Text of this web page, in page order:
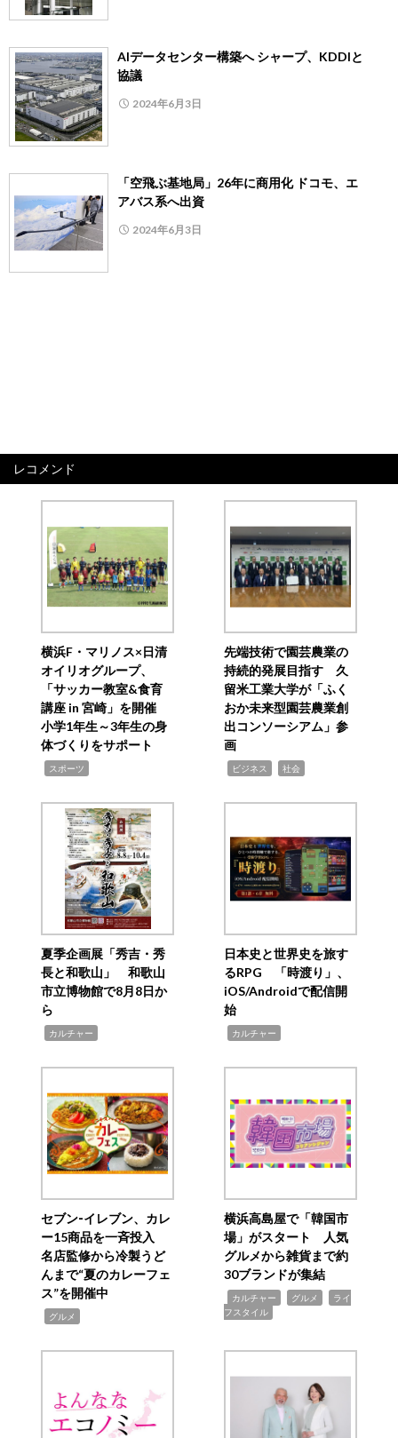
AIデータセンター構築へ シャープ、KDDIと
協議
2024年6月3日
「空飛ぶ基地局」26年に商用化 ドコモ、エ
アバス系へ出資
2024年6月3日
レコメンド
横浜F・マリノス×日清
オイリオグループ、
「サッカー教室&食育
講座 in 宮崎」を開催
小学1年生～3年生の身
体づくりをサポート
スポーツ
先端技術で園芸農業の
持続的発展目指す 久
留米工業大学が「ふく
おか未来型園芸農業創
出コンソーシアム」参
画
ビジネス 社会
夏季企画展「秀吉・秀
長と和歌山」 和歌山
市立博物館で8月8日か
ら
カルチャー
日本史と世界史を旅す
るRPG 「時渡り」、
iOS/Androidで配信開
始
カルチャー
セブン‐イレブン、カレ
ー15商品を一斉投入
名店監修から冷製うど
んまで“夏のカレーフェ
ス”を開催中
グルメ
横浜高島屋で「韓国市
場」がスタート 人気
グルメから雑貨まで約
30ブランドが集結
カルチャー グルメ
ライ
フスタイル